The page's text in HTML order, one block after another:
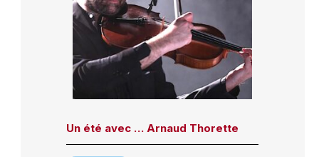
Un été avec … Arnaud Thorette